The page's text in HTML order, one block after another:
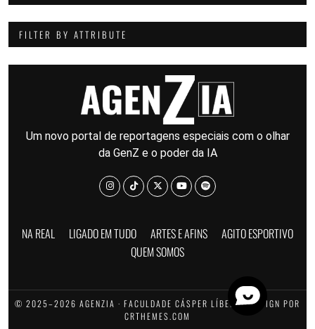
FILTER BY ATTRIBUTE
Um novo portal de reportagens especiais com o olhar
da GenZ e o poder da IA
NA REAL LIGADO EM TUDO ARTES E AFINS
AGITO ESPORTIVO
QUEM SOMOS
© 2025–2026 AGENZIA · FACULDADE CÁSPER LÍBERO · DESIGN POR
CRTHEMES.COM